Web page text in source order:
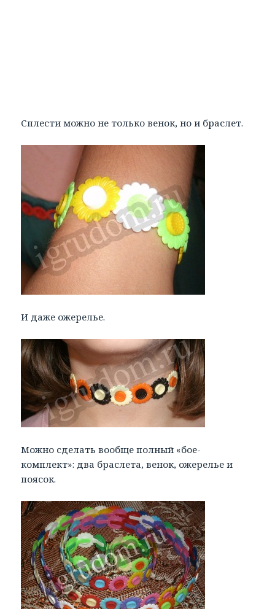
Сплести можно не только венок, но и браслет.
И даже ожерелье.
Можно сделать вообще полный «бое-
комплект»: два браслета, венок, ожерелье и
поясок.